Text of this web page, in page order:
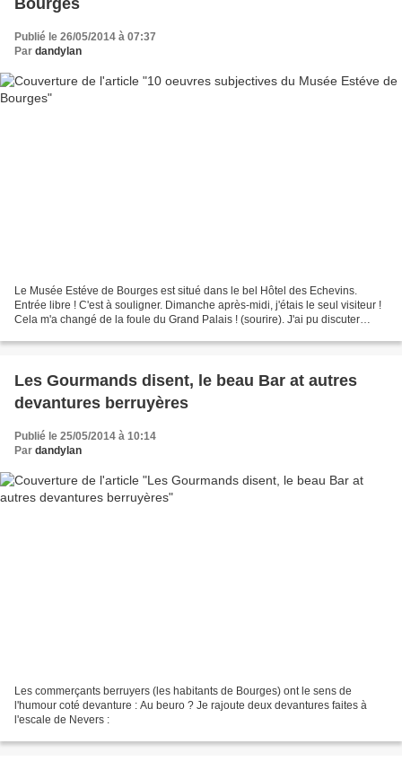
Publié le 26/05/2014 à 07:37
Par dandylan
Le Musée Estéve de Bourges est situé dans le bel Hôtel des Echevins.
Entrée libre ! C'est à souligner. Dimanche après-midi, j'étais le seul visiteur !
Cela m'a changé de la foule du Grand Palais ! (sourire). J'ai pu discuter
Les Gourmands disent, le beau Bar at autres
devantures berruyères
Publié le 25/05/2014 à 10:14
Par dandylan
Les commerçants berruyers (les habitants de Bourges) ont le sens de
l'humour coté devanture : Au beuro ? Je rajoute deux devantures faites à
l'escale de Nevers :